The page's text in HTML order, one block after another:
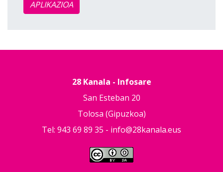
APLIKAZIOA
28 Kanala - Infosare
San Esteban 20
Tolosa (Gipuzkoa)
Tel: 943 69 89 35 - info@28kanala.eus